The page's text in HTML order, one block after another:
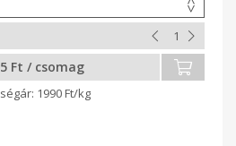
Ft / csomag
1990 Ft/kg